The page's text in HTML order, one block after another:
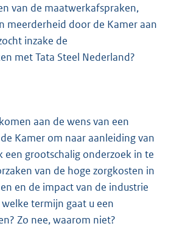
van de maatwerkafspraken,
meerderheid door de Kamer aan
inzake de
met Tata Steel Nederland?
aan de wens van een
Kamer om naar aanleiding van
een grootschalig onderzoek in te
van de hoge zorgkosten in
en de impact van de industrie
termijn gaat u een
Zo nee, waarom niet?